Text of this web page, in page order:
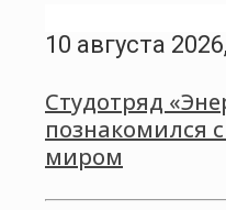
10 августа
Студотряд
познакомился
миром